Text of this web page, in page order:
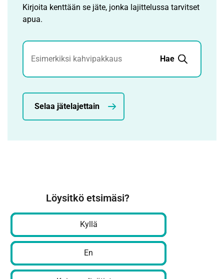
Kirjoita kenttään se jäte, jonka lajittelussa tarvitset
apua.
Jätehaku
Hae
Selaa jätelajettain
Löysitkö etsimäsi?
Kyllä
En